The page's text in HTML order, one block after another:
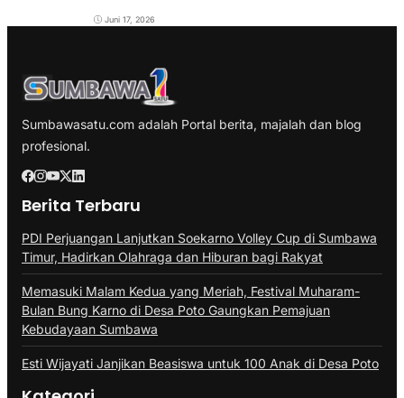
Juni 17, 2026
Sumbawasatu.com adalah Portal berita, majalah dan blog
profesional.
Berita Terbaru
PDI Perjuangan Lanjutkan Soekarno Volley Cup di Sumbawa
Timur, Hadirkan Olahraga dan Hiburan bagi Rakyat
Memasuki Malam Kedua yang Meriah, Festival Muharam-
Bulan Bung Karno di Desa Poto Gaungkan Pemajuan
Kebudayaan Sumbawa
Esti Wijayati Janjikan Beasiswa untuk 100 Anak di Desa Poto